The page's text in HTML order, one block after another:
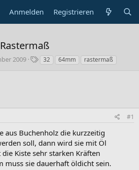
Anmelden Registrieren
2009
S
w
t
e
32 64mm rastermaß
#1
aus Buchenholz die kurzzeitig
soll, dann wird sie mit Öl
Kiste sehr starken Kräften
muss sie dauerhaft öldicht sein.